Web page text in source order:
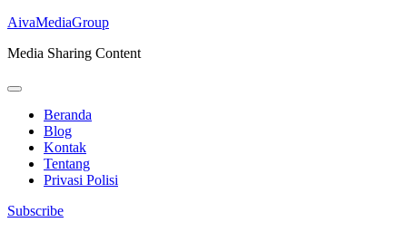
AivaMediaGroup
Media Sharing Content
Beranda
Blog
Kontak
Tentang
Privasi Polisi
Subscribe